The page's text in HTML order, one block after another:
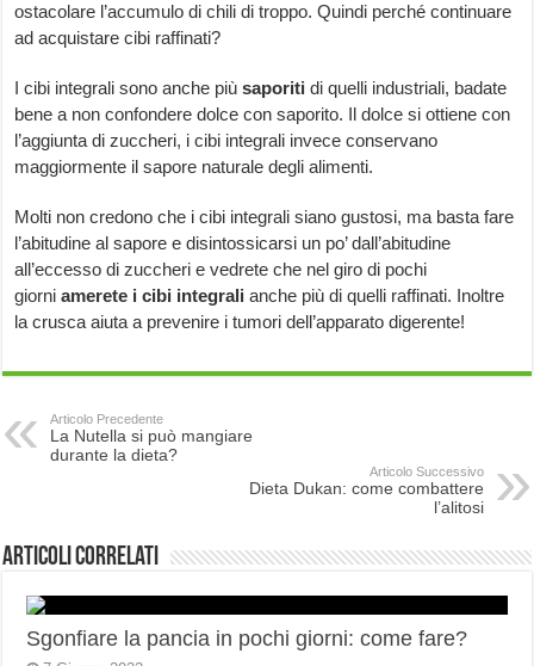
ostacolare l’accumulo di chili di troppo. Quindi perché continuare
ad acquistare cibi raffinati?
I cibi integrali sono anche piùsaporiti di quelli industriali, badate
bene a non confondere dolce con saporito. Il dolce si ottiene con
l’aggiunta di zuccheri, i cibi integrali invece conservano
maggiormente il sapore naturale degli alimenti.
Molti non credono che i cibi integrali siano gustosi, ma basta fare
l’abitudine al sapore e disintossicarsi un po’ dall’abitudine
all’eccesso di zuccheri e vedrete che nel giro di pochi
giorniamerete i cibi integrali anche più di quelli raffinati. Inoltre
la crusca aiuta a prevenire i tumori dell’apparato digerente!
Articolo Precedente
La Nutella si può mangiare
durante la dieta?
Articolo Successivo
Dieta Dukan: come combattere
l’alitosi
Articoli correlati
Sgonfiare la pancia in pochi giorni: come fare?